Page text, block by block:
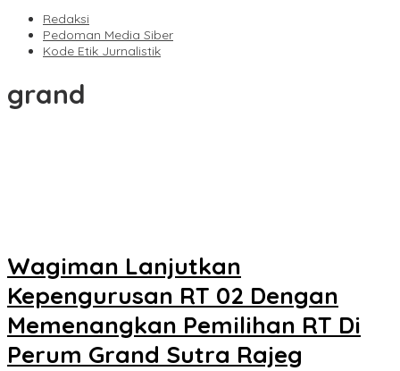
Redaksi
Pedoman Media Siber
Kode Etik Jurnalistik
grand
Wagiman Lanjutkan
Kepengurusan RT 02 Dengan
Memenangkan Pemilihan RT Di
Perum Grand Sutra Rajeg